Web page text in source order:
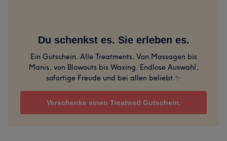
Du schenkst es. Sie erleben es.
Ein Gutschein. Alle Treatments. Von Massagen bis
Manis, von Blowouts bis Waxing. Endlose Auswahl,
sofortige Freude und bei allen beliebt.✨
Verschenke einen Treatwell Gutschein.